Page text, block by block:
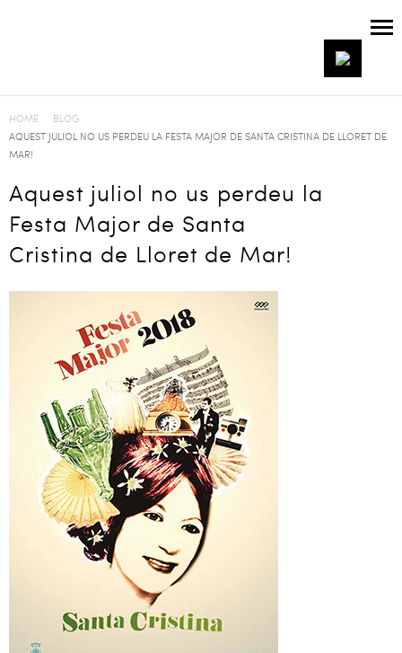
HOME
BLOG
AQUEST JULIOL NO US PERDEU LA FESTA MAJOR DE SANTA CRISTINA DE LLORET DE
MAR!
Aquest juliol no us perdeu la
Festa Major de Santa
Cristina de Lloret de Mar!